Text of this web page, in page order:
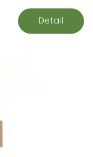
Detail